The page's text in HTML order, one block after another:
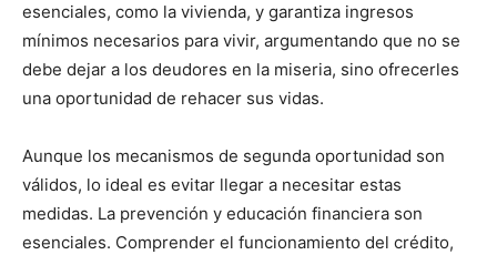
esenciales, como la vivienda, y garantiza ingresos
mínimos necesarios para vivir, argumentando que no se
debe dejar a los deudores en la miseria, sino ofrecerles
una oportunidad de rehacer sus vidas.
Aunque los mecanismos de segunda oportunidad son
válidos, lo ideal es evitar llegar a necesitar estas
medidas. La prevención y educación financiera son
esenciales. Comprender el funcionamiento del crédito,